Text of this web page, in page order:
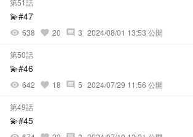
第51話
💫#47
visibility 638 favorite 20 comment 3 2024/08/01 13:53 公開
第50話
💫#46
visibility 642 favorite 18 comment 5 2024/07/29 11:56 公開
第49話
💫#45